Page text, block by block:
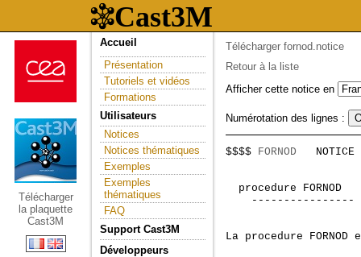
Télécharger
la plaquette
Cast3M
Accueil
Présentation
Tutoriels et vidéos
Formations
Utilisateurs
Notices
Notices thématiques
Exemples
Exemples
thématiques
FAQ
Support Cast3M
Développeurs
Télécharger fornod.notice
Retour à la liste
Afficher cette notice en
Numérotation des lignes :
$$$$ FORNOD
procedure
La procedure